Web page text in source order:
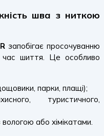
шва з ниткою
запобігає просочуванню
час шиття. Це особливо
парки, плащі);
туристичного,
або хімікатами.